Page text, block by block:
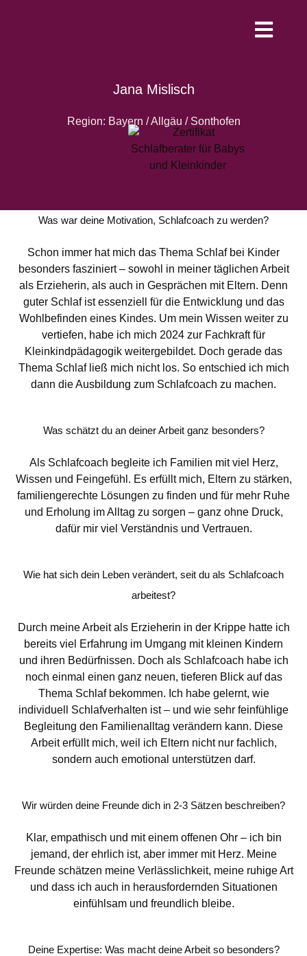
Jana Mislisch
Region: Bayern / Allgäu / Sonthofen
Was war deine Motivation, Schlafcoach zu werden?
Schon immer hat mich das Thema Schlaf bei Kinder
besonders fasziniert – sowohl in meiner täglichen Arbeit
als Erzieherin, als auch in Gesprächen mit Eltern. Denn
guter Schlaf ist essenziell für die Entwicklung und das
Wohlbefinden eines Kindes. Um mein Wissen weiter zu
vertiefen, habe ich mich 2024 zur Fachkraft für
Kleinkindpädagogik weitergebildet. Doch gerade das
Thema Schlaf ließ mich nicht los. So entschied ich mich
dann die Ausbildung zum Schlafcoach zu machen.
Was schätzt du an deiner Arbeit ganz besonders?
Als Schlafcoach begleite ich Familien mit viel Herz,
Wissen und Feingefühl. Es erfüllt mich, Eltern zu stärken,
familiengerechte Lösungen zu finden und für mehr Ruhe
und Erholung im Alltag zu sorgen – ganz ohne Druck,
dafür mir viel Verständnis und Vertrauen.
Wie hat sich dein Leben verändert, seit du als Schlafcoach
arbeitest?
Durch meine Arbeit als Erzieherin in der Krippe hatte ich
bereits viel Erfahrung im Umgang mit kleinen Kindern
und ihren Bedürfnissen. Doch als Schlafcoach habe ich
noch einmal einen ganz neuen, tieferen Blick auf das
Thema Schlaf bekommen. Ich habe gelernt, wie
individuell Schlafverhalten ist – und wie sehr feinfühlige
Begleitung den Familienalltag verändern kann. Diese
Arbeit erfüllt mich, weil ich Eltern nicht nur fachlich,
sondern auch emotional unterstützen darf.
Wir würden deine Freunde dich in 2-3 Sätzen beschreiben?
Klar, empathisch und mit einem offenen Ohr – ich bin
jemand, der ehrlich ist, aber immer mit Herz. Meine
Freunde schätzen meine Verlässlichkeit, meine ruhige Art
und dass ich auch in herausfordernden Situationen
einfühlsam und freundlich bleibe.
Deine Expertise: Was macht deine Arbeit so besonders?